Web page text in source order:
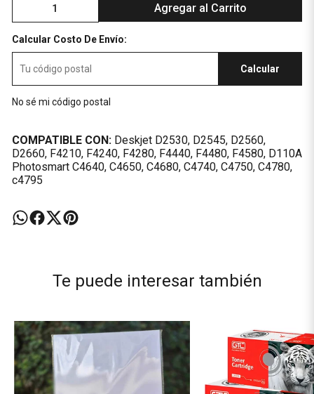
Agregar al Carrito
Calcular Costo De Envío:
Calcular
No sé mi código postal
COMPATIBLE CON:Deskjet D2530, D2545, D2560,
D2660, F4210, F4240, F4280, F4440, F4480, F4580, D110A
Photosmart C4640, C4650, C4680, C4740, C4750, C4780,
c4795
Te puede interesar también